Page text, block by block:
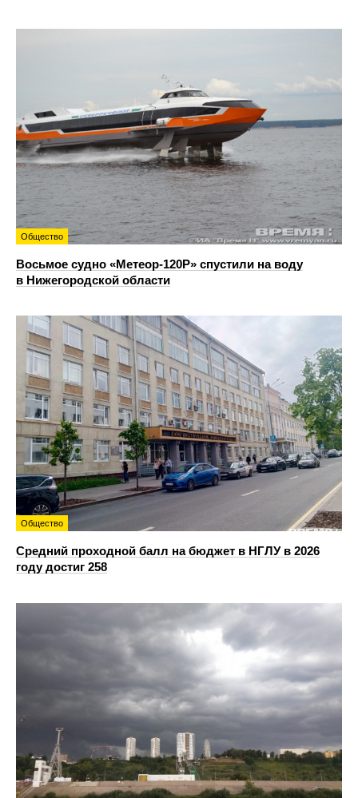
Общество
Восьмое судно «Метеор-120Р» спустили на воду
в Нижегородской области
Общество
Средний проходной балл на бюджет в НГЛУ в 2026
году достиг 258